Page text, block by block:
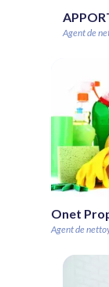
Agent de
Onet
Agent de